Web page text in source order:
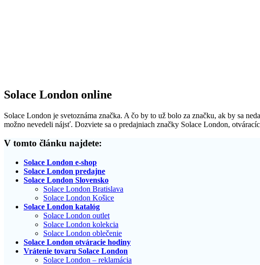
Solace London online
Solace London je svetoznáma značka. A čo by to už bolo za značku, ak by sa
možno nevedeli nájsť. Dozviete sa o predajniach značky Solace London,
V tomto článku najdete:
Solace London e-shop
Solace London predajne
Solace London Slovensko
Solace London Bratislava
Solace London Košice
Solace London katalóg
Solace London outlet
Solace London kolekcia
Solace London oblečenie
Solace London otváracie hodiny
Vrátenie tovaru Solace London
Solace London – reklamácia